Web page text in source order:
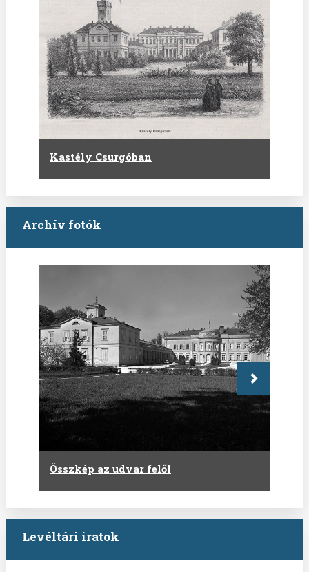
Kastély Csurgóban
Archív fotók
Összkép az udvar felől
Következő
Levéltári iratok